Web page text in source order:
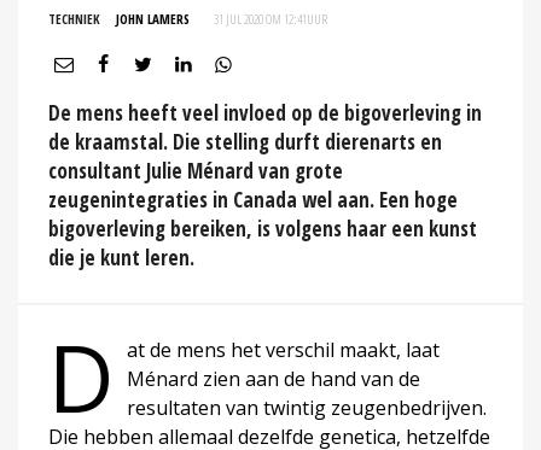
TECHNIEK JOHN LAMERS 31 JUL 2020 OM 12:41UUR
De mens heeft veel invloed op de bigoverleving in
de kraamstal. Die stelling durft dierenarts en
consultant Julie Ménard van grote
zeugenintegraties in Canada wel aan. Een hoge
bigoverleving bereiken, is volgens haar een kunst
die je kunt leren.
D
at de mens het verschil maakt, laat
Ménard zien aan de hand van de
resultaten van twintig zeugenbedrijven.
Die hebben allemaal dezelfde genetica, hetzelfde